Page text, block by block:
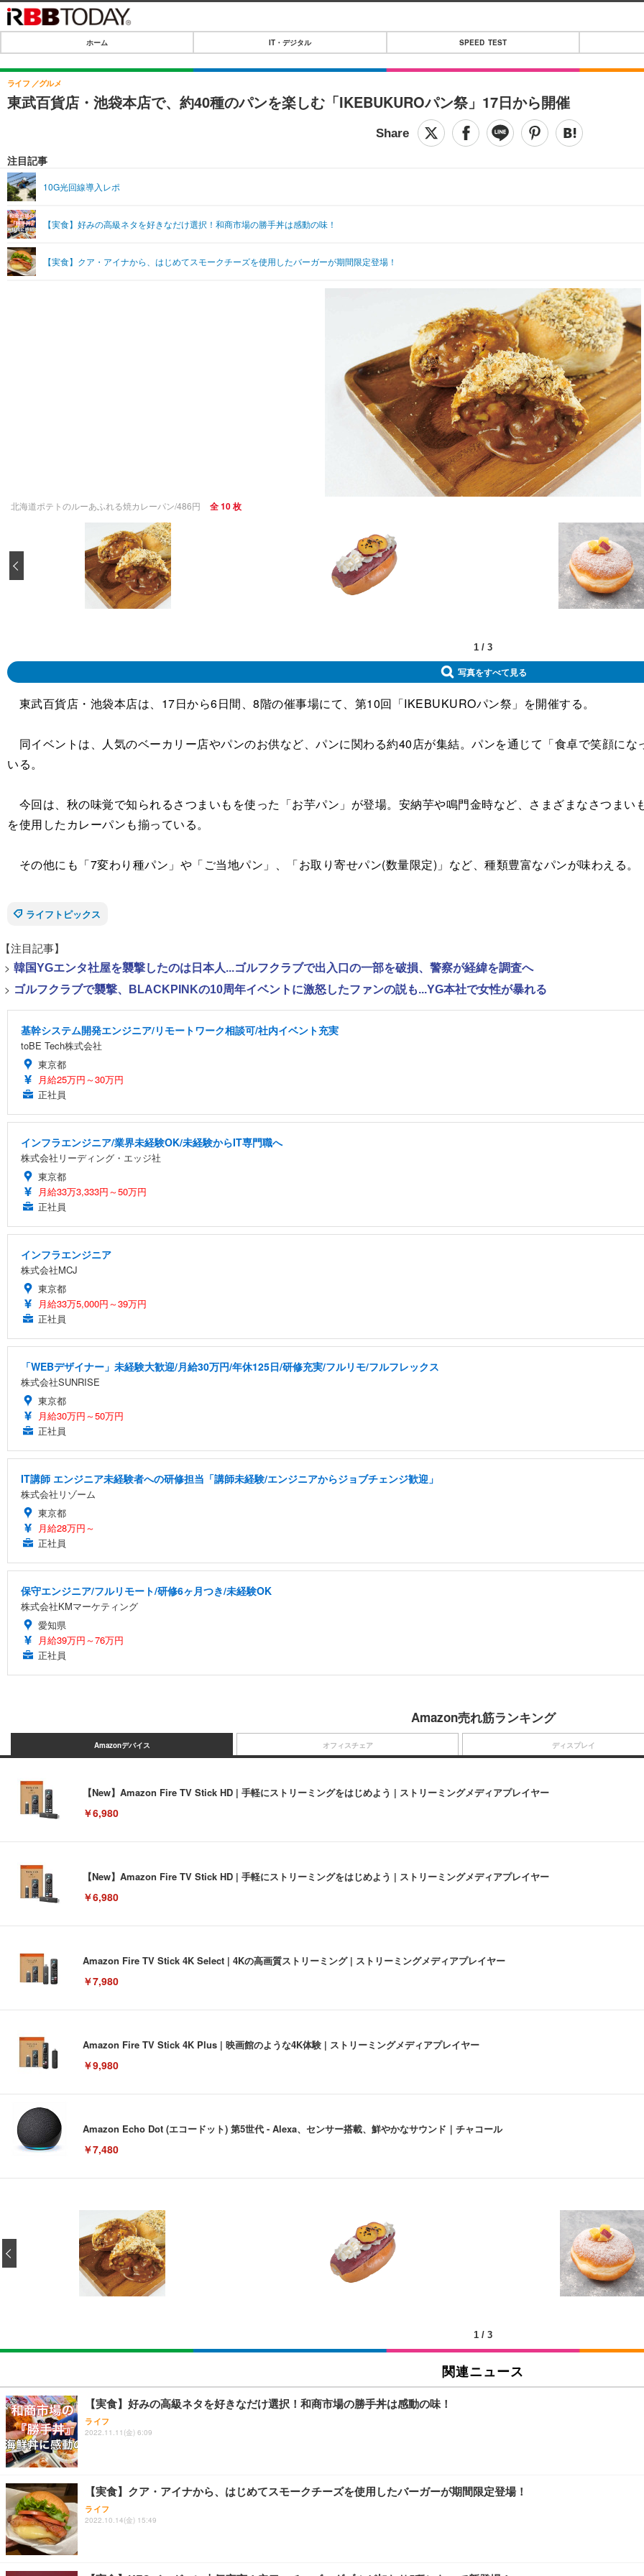
IT・デジタル
IT・デジタルTOP
SPEED TEST
音楽
ライフ
ペット
その他
リリース一覧
プッシュ通知の停止方法
ホーム IT・デジタル SPEED TEST
東武百貨店・池袋本店で、約40種のパンを楽しむ「IKEBUKUROパン祭」17日から開催
ライフ グルメ
注目記事
10G光回線導入レポ
【実食】好みの高級ネタを好きなだけ選択！和商市場の勝手丼は感動の味！
【実食】クア・アイナから、はじめてスモークチーズを使用したバーガーが期間限定登場！
北海道ポテトのルーあふれる焼カレーパン/486円 全 10 枚
1 / 3
写真をすべて見る
東武百貨店・池袋本店は、17日から6日間、8階の催事場にて、第10回「IKEBUKUROパン祭」を開催する。
同イベントは、人気のベーカリー店やパンのお供など、パンに関わる約40店が集結。パンを通じて「食卓で笑顔に
いる。
今回は、秋の味覚で知られるさつまいもを使った「お芋パン」が登場。安納芋や鳴門金時など、さまざまなさつま
を使用したカレーパンも揃っている。
その他にも「7変わり種パン」や「ご当地パン」、「お取り寄せパン(数量限定)」など、種類豊富なパンが味わえる。
ライフトピックス
【注目記事】
> 韓国YGエンタ社屋を襲撃したのは日本人...ゴルフクラブで出入口の一部を破損、警察が経緯を調査へ
> ゴルフクラブで襲撃、BLACKPINKの10周年イベントに激怒したファンの説も...YG本社で女性が暴れる
基幹システム開発エンジニア/リモートワーク相談可/社内イベント充実
toBE Tech株式会社
東京都
月給25万円～30万円
正社員
インフラエンジニア/業界未経験OK/未経験からIT専門職へ
株式会社リーディング・エッジ社
東京都
月給33万3,333円～50万円
正社員
インフラエンジニア
株式会社MCJ
東京都
月給33万5,000円～39万円
正社員
「WEBデザイナー」未経験大歓迎/月給30万円/年休125日/研修充実/フルリモ/フルフレックス
株式会社SUNRISE
東京都
月給30万円～50万円
正社員
IT講師 エンジニア未経験者への研修担当「講師未経験/エンジニアからジョブチェンジ歓迎」
株式会社リゾーム
東京都
月給28万円～
正社員
保守エンジニア/フルリモート/研修6ヶ月つき/未経験OK
株式会社KMマーケティング
愛知県
月給39万円～76万円
正社員
Amazon売れ筋ランキング
Amazonデバイス
【New】Amazon Fire TV Stick HD | 手軽にストリーミングをはじめよう | ストリーミングメディアプレイヤー
￥6,980
【New】Amazon Fire TV Stick HD | 手軽にストリーミングをはじめよう | ストリーミングメディアプレイヤー
￥6,980
Amazon Fire TV Stick 4K Select | 4Kの高画質ストリーミング | ストリーミングメディアプレイヤー
￥7,980
Amazon Fire TV Stick 4K Plus | 映画館のような4K体験 | ストリーミングメディアプレイヤー
￥9,980
Amazon Echo Dot (エコードット) 第5世代 - Alexa、センサー搭載、鮮やかなサウンド｜チャコール
￥7,480
オフィスチェア
[EdoErgo] オフィスチェア 椅子 テレワーク 疲れない 跳ね上げ式アームレスト コンパクト 約105度ロッキング pc 事務椅子 360度回
(黒網+黒枠+黒足)
￥5,699
Sezlife オフィスチェア デスクチェア 疲れない テレワーク チェア 強化バックレスト 30度ロッキング機能 人間工学 椅子 腰サポー
ション PCチェア 通気性メッシュ ゲーミング/勉強/事務用 おしゃれ パソコンチェア (ブラック)
￥7,680
ション PCチェア 通気性メッシュ ゲーミング/勉強/事務用 おしゃれ パソコンチェア (ホワイト)
￥7,680
勤務 ブラック
ディスプレイ
EIZO ビジネス向けプレミアムモニター | FlexScan EV3240X-WT | 31.5型4K UHD・USB Type-C・ホワイト
￥105,595
【純正品】27"ゲーミングモニター DualSense 充電フック付き（CFI-ZDM1J）
￥49,979
【整備済み品】Dell E2724HS 27インチ 液晶モニター フルHD（1920×1080）VA 非光沢 HDMI/DisplayPort/VGA スピーカー内蔵 高
￥15,800
Amazonベーシック ペットシーツ 薄型 レギュラー 1回使い捨て 無香料 ホワイト 300枚
￥3,373
ネオ・ルーライフ ネオ・オムツ L 中型犬用 26枚入り 単品
￥1,800
Smart Basic(スマートベーシック) 【Amazon.co.jp限定】 Smart Basic アイリスオーヤマ ペットシーツ 超厚型 お徳用 ワイド 100枚
￥3,670
1 / 3
関連ニュース
【実食】好みの高級ネタを好きなだけ選択！和商市場の勝手丼は感動の味！
ライフ
2022.11.11(金) 6:09
【実食】クア・アイナから、はじめてスモークチーズを使用したバーガーが期間限定登場！
ライフ
2022.10.14(金) 15:49